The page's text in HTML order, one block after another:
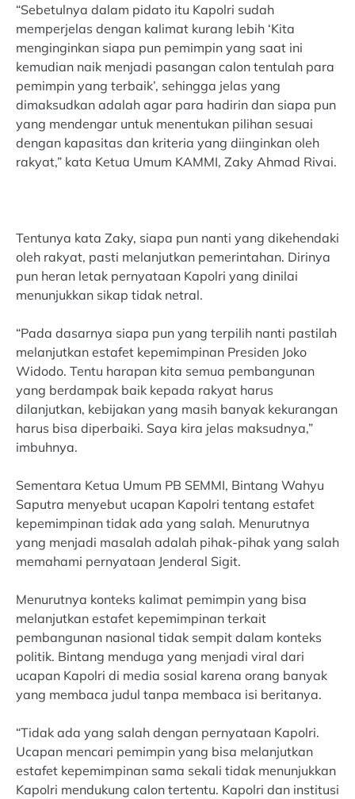
“Sebetulnya dalam pidato itu Kapolri sudah
memperjelas dengan kalimat kurang lebih ‘Kita
menginginkan siapa pun pemimpin yang saat ini
kemudian naik menjadi pasangan calon tentulah para
pemimpin yang terbaik’, sehingga jelas yang
dimaksudkan adalah agar para hadirin dan siapa pun
yang mendengar untuk menentukan pilihan sesuai
dengan kapasitas dan kriteria yang diinginkan oleh
rakyat,” kata Ketua Umum KAMMI, Zaky Ahmad Rivai.
Tentunya kata Zaky, siapa pun nanti yang dikehendaki
oleh rakyat, pasti melanjutkan pemerintahan. Dirinya
pun heran letak pernyataan Kapolri yang dinilai
menunjukkan sikap tidak netral.
“Pada dasarnya siapa pun yang terpilih nanti pastilah
melanjutkan estafet kepemimpinan Presiden Joko
Widodo. Tentu harapan kita semua pembangunan
yang berdampak baik kepada rakyat harus
dilanjutkan, kebijakan yang masih banyak kekurangan
harus bisa diperbaiki. Saya kira jelas maksudnya,”
imbuhnya.
Sementara Ketua Umum PB SEMMI, Bintang Wahyu
Saputra menyebut ucapan Kapolri tentang estafet
kepemimpinan tidak ada yang salah. Menurutnya
yang menjadi masalah adalah pihak-pihak yang salah
memahami pernyataan Jenderal Sigit.
Menurutnya konteks kalimat pemimpin yang bisa
melanjutkan estafet kepemimpinan terkait
pembangunan nasional tidak sempit dalam konteks
politik. Bintang menduga yang menjadi viral dari
ucapan Kapolri di media sosial karena orang banyak
yang membaca judul tanpa membaca isi beritanya.
“Tidak ada yang salah dengan pernyataan Kapolri.
Ucapan mencari pemimpin yang bisa melanjutkan
estafet kepemimpinan sama sekali tidak menunjukkan
Kapolri mendukung calon tertentu. Kapolri dan institusi